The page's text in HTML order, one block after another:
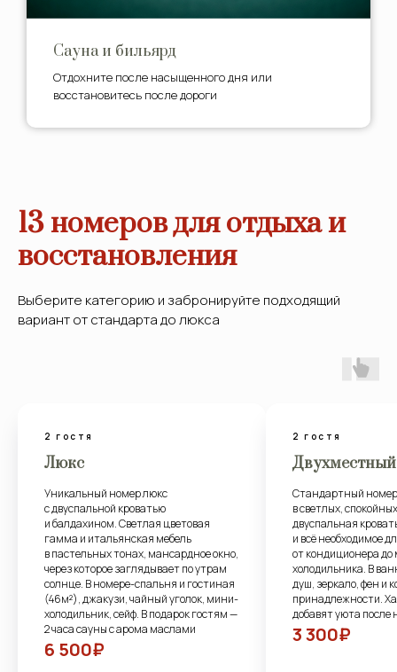
Сауна и бильярд
Отдохните после насыщенного дня или
восстановитесь после дороги
13 номеров для отдыха и
восстановления
Выберите категорию и забронируйте подходящий
вариант от стандарта до люкса
2 гостя
Двухместный стандарт
Стандартный номер (20 м²) оформлен
в светлых, спокойных тонах. Удобная
двуспальная кровать, рабочая зона
и всё необходимое для отдыха —
от кондиционера до мини-
холодильника. В ванной комнате —
душ, зеркало, фен и косметические
принадлежности. Халат и тапочки
добавят уюта после насыщенного дня
3 300₽
1 гость
Одноместный
Светлый и уютный
м² создан для
Белая мебель
пространство
а удобная кровать,
и кондиционер
в каждой детали. В
и приятные мелочи,
утро добрым
3 000₽